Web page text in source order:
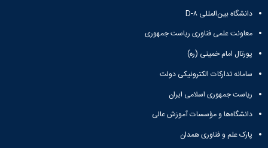
دانشگاه بین‌المللی D-۸
معاونت علمی فناوری ریاست جمهوری
پورتال امام خمینی (ره)
سامانه تدارکات الکترونیکی دولت
ریاست جمهوری اسلامی ایران
دانشگاه‌ها و مؤسسات آموزش عالی
پارک علم و فناوری همدان